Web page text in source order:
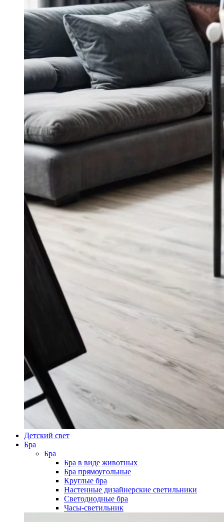
Детский свет
Бра
Бра
Бра в виде животных
Бра прямоугольные
Круглые бра
Настенные дизайнерские светильники
Светодиодные бра
Часы-светильник